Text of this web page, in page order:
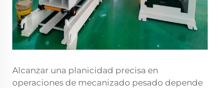
Alcanzar una planicidad precisa en
operaciones de mecanizado pesado depende